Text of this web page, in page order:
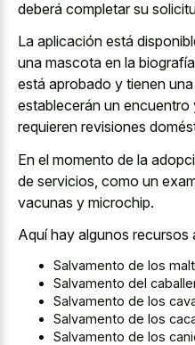
deberá completar su
La aplicación está
una mascota en la
está aprobado y tienen
establecerán un encuentro
requieren revisiones
En el momento de la
de servicios, como un
vacunas y microchip.
Aquí hay algunos recursos
Salvamento de los
Salvamento del
Salvamento de los
Salvamento de los
Salvamento de los